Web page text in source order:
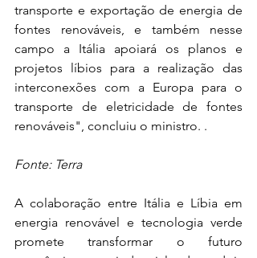
transporte e exportação de energia de
fontes renováveis, e também nesse
campo a Itália apoiará os planos e
projetos líbios para a realização das
interconexões com a Europa para o
transporte de eletricidade de fontes
renováveis", concluiu o ministro. .
Fonte: Terra
A colaboração entre Itália e Líbia em
energia renovável e tecnologia verde
promete transformar o futuro